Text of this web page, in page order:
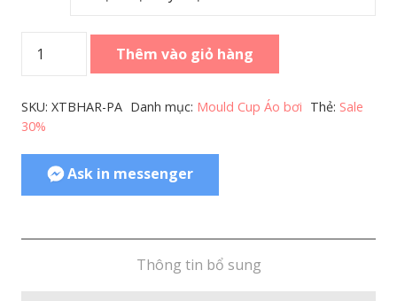
Cup
Tropical
Harvest
lượng
Thêm vào giỏ hàng
SKU: XTBHAR-PA Danh mục: Mould Cup Áo bơi Thẻ: Sale
30%
Ask in messenger
Thông tin bổ sung